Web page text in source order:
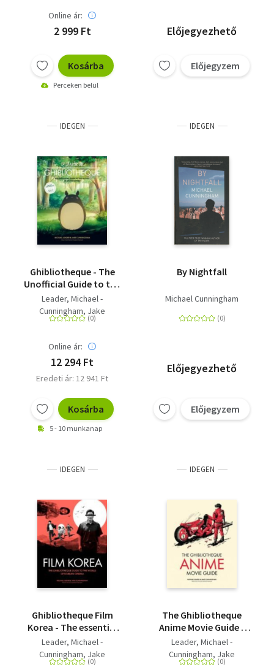
Online ár:
2 999 Ft
Kosárba
Perceken belül
Előjegyezhető
Előjegyzem
IDEGEN
Ghibliotheque - The
Unofficial Guide to the
Movies of Studio Ghibli
Leader, Michael -
Cunningham, Jake
Online ár:
12 294 Ft
Eredeti ár: 12 941 Ft
Kosárba
5 - 10 munkanap
IDEGEN
By Nightfall
Michael Cunningham
Előjegyezhető
Előjegyzem
IDEGEN
Ghibliotheque Film
Korea - The essential
guide to the
wonderful world of
Korean cinema
Leader, Michael -
Cunningham, Jake
IDEGEN
The Ghibliotheque
Anime Movie Guide -
The Essential Guide to
Japanese Animated
Cinema
Leader, Michael -
Cunningham, Jake